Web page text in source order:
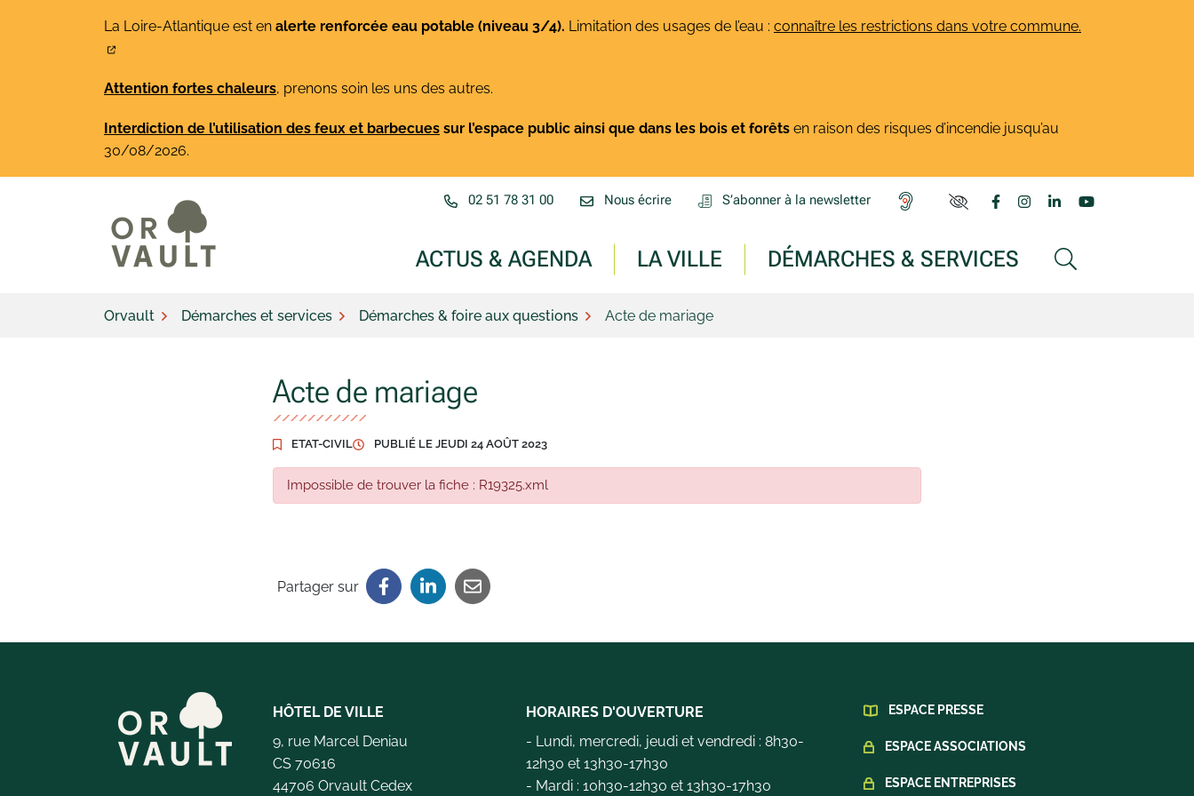
La Loire-Atlantique est en alerte renforcée eau potable (niveau 3/4). Limitation des usages de l’eau : connaître les restrictions dans votre commune.
Attention fortes chaleurs, prenons soin les uns des autres.
Interdiction de l’utilisation des feux et barbecues sur l’espace public ainsi que dans les bois et forêts en raison des risques d’incendie jusqu’au
30/08/2026.
02 51 78 31 00 Nous écrire S’abonner à la newsletter Lien vers le compte Facebook
Lien vers le compte
Lien vers le compte
Lien vers la
ACTUS & AGENDA LA VILLE DÉMARCHES & SERVICES
AFFICHER LA
Orvault Démarches et services Démarches & foire aux questions Acte de mariage
Acte de mariage
ETAT-CIVIL PUBLIÉ LE JEUDI 24 AOÛT 2023
Impossible de trouver la fiche : R19325.xml
Partager sur
HÔTEL DE VILLE
9, rue Marcel Deniau
CS 70616
44706 Orvault Cedex
HORAIRES D'OUVERTURE
- Lundi, mercredi, jeudi et vendredi : 8h30-
12h30 et 13h30-17h30
- Mardi : 10h30-12h30 et 13h30-17h30
ESPACE PRESSE
ESPACE ASSOCIATIONS
ESPACE ENTREPRISES